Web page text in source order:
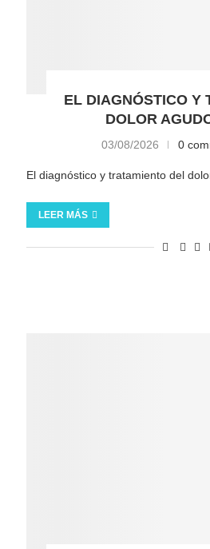
EL DIAGNÓSTICO Y
DOLOR
03/08/2026 0
El diagnóstico y tratamiento del
LEER MÁS